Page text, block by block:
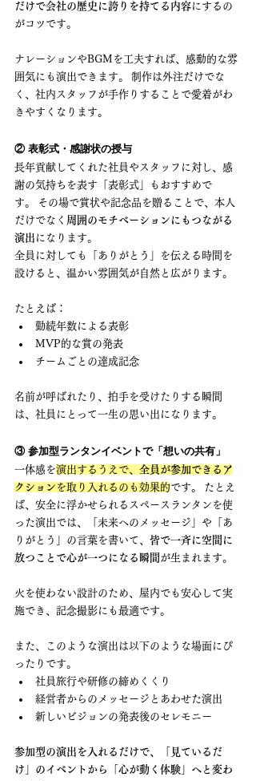
だけで会社の歴史に誇りを持てる内容にするの
がコツです。
ナレーションやBGMを工夫すれば、感動的な雰
囲気にも演出できます。 制作は外注だけでな
く、社内スタッフが手作りすることで愛着がわ
きやすくなります。
② 表彰式・感謝状の授与
長年貢献してくれた社員やスタッフに対し、感
謝の気持ちを表す「表彰式」もおすすめで
す。 その場で賞状や記念品を贈ることで、本人
だけでなく 周囲のモチベーションにもつながる
演出 になります。
全員に対しても「ありがとう」を伝える時間を
設けると、温かい雰囲気が自然と広がります。
たとえば：
勤続年数による表彰
MVP的な賞の発表
チームごとの達成記念
名前が呼ばれたり、拍手を受けたりする瞬間
は、社員にとって一生の思い出になります。
③ 参加型ランタンイベントで「想いの共有」
一体感を演出するうえで、 全員が参加できるア
クション を取り入れるのも効果的です。 たとえ
ば、安全に浮かせられるスペースランタンを使
った演出では、「未来へのメッセージ」や「あ
りがとう」の言葉を書いて、 皆で一斉に空間に
放つことで心が一つになる瞬間 が生まれます。
火を使わない設計のため、屋内でも安心して実
施でき、記念撮影にも最適です。
また、このような演出は以下のような場面にぴ
ったりです。
社員旅行や研修の締めくくり
経営者からのメッセージとあわせた演出
新しいビジョンの発表後のセレモニー
参加型の演出を入れるだけで、「見ているだ
け」のイベントから「心が動く体験」へと変わ